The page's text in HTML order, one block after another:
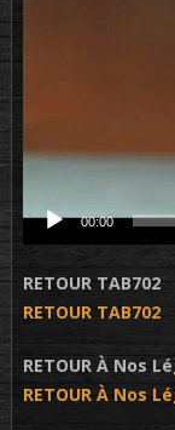
00:00
RETOUR TAB702
RETOUR TAB702
RETOUR À Nos
RETOUR À Nos